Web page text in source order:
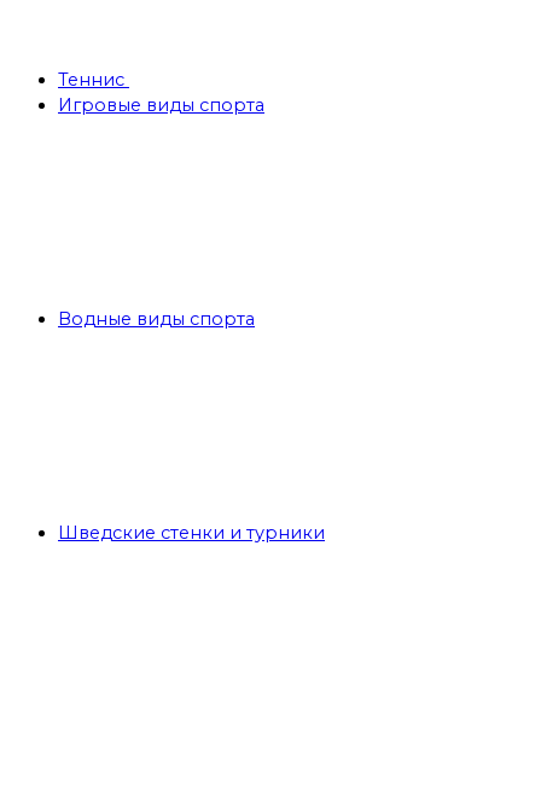
Теннис
Игровые виды спорта
Водные виды спорта
Шведские стенки и турники